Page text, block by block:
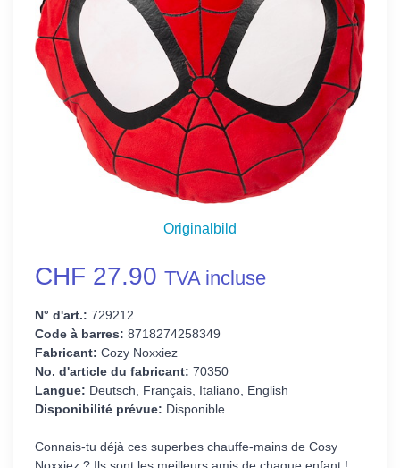
Originalbild
CHF 27.90 TVA incluse
N° d'art.: 729212
Code à barres: 8718274258349
Fabricant: Cozy Noxxiez
No. d'article du fabricant: 70350
Langue: Deutsch, Français, Italiano, English
Disponibilité prévue: Disponible
Connais-tu déjà ces superbes chauffe-mains de Cosy
Noxxiez ? Ils sont les meilleurs amis de chaque enfant !